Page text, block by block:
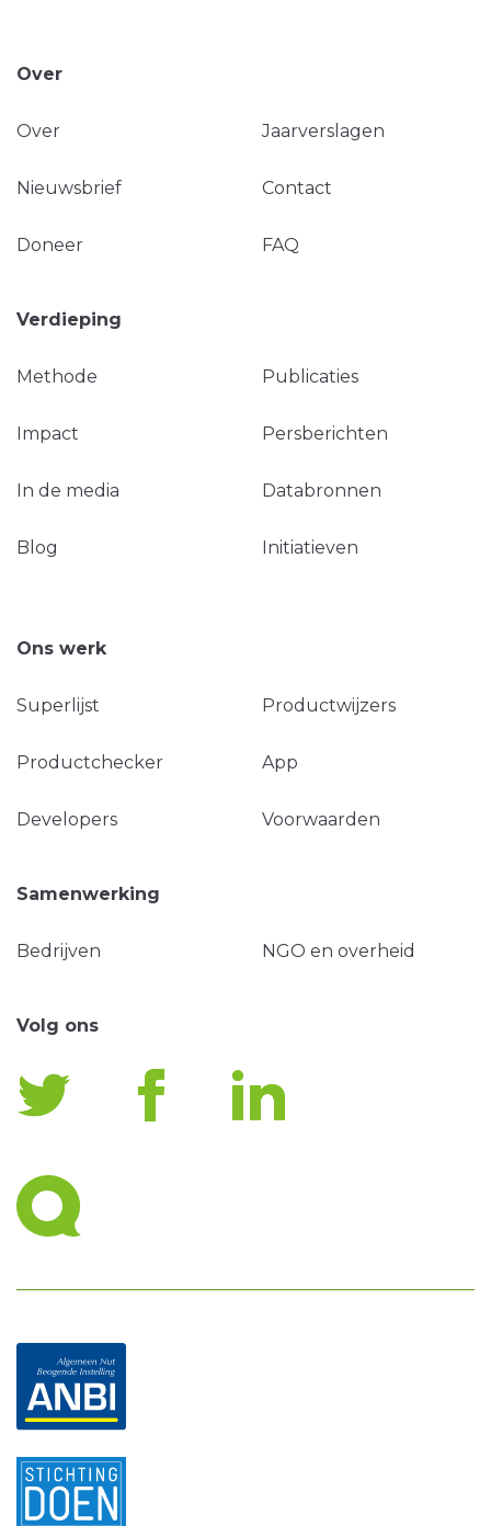
Over
Over Jaarverslagen
Nieuwsbrief Contact
Doneer FAQ
Verdieping
Methode Publicaties
Impact Persberichten
In de media Databronnen
Blog Initiatieven
Ons werk
Superlijst Productwijzers
Productchecker App
Developers Voorwaarden
Samenwerking
Bedrijven NGO en overheid
Volg ons